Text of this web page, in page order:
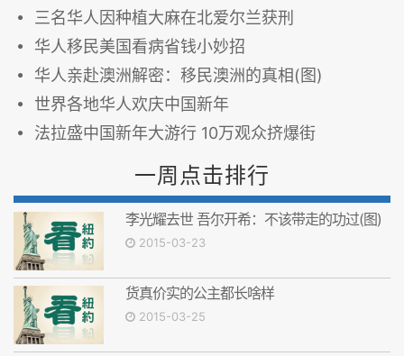
三名华人因种植大麻在北爱尔兰获刑
华人移民美国看病省钱小妙招
华人亲赴澳洲解密：移民澳洲的真相(图)
世界各地华人欢庆中国新年
法拉盛中国新年大游行 10万观众挤爆街
一周点击排行
李光耀去世 吾尔开希：不该带走的功过(图)
2015-03-23
货真价实的公主都长啥样
2015-03-25